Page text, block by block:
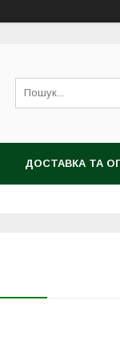
ДОСТАВКА ТА